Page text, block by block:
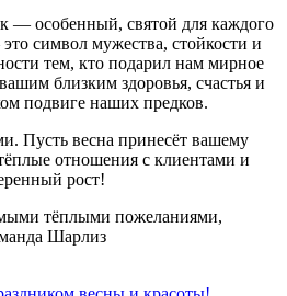
— особенный, святой для каждого
символ мужества, стойкости и
тем, кто подарил нам мирное
близким здоровья, счастья и
подвиге наших предков.
Пусть весна принесёт вашему
отношения с клиентами и
рост!
тёплыми пожеланиями,
Шарлиз